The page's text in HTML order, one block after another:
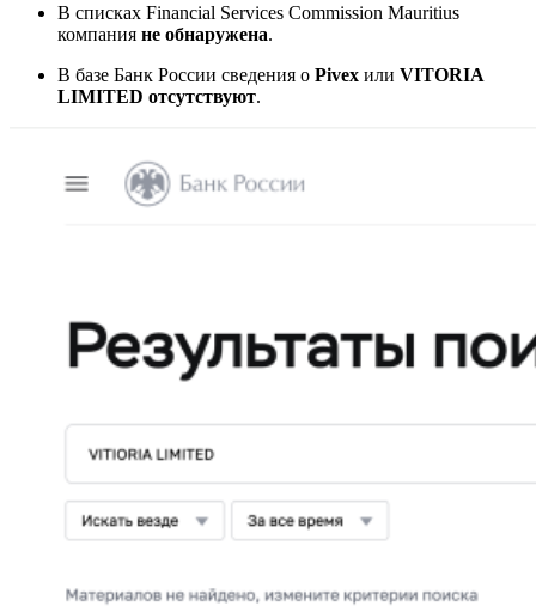
В списках Financial Services Commission Mauritius
компания не обнаружена.
В базе Банк России сведения о Pivex или VITORIA
LIMITED отсутствуют.